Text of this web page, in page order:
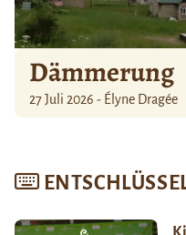
Dämmerung
27 Juli 2026 - Élyne Dragée